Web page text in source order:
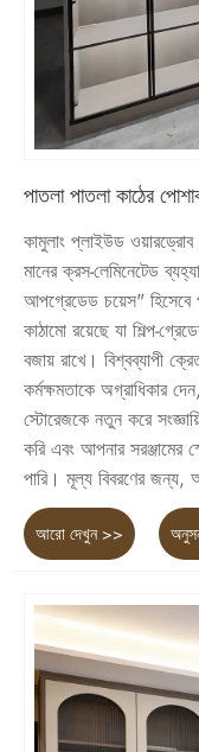
পাতলা পাতলা কাঠের
কামুলাং প্লাইউড ওয়ারড্রোব
মানের ক্রস-লেমিনেটেড
আপগ্রেডেড চয়েস" হিসেবে
কাঠামো রয়েছে যা শিল্প-
বজায় রাখে। বিশ্বব্যাপী
কর্মক্ষমতাকে অগ্রাধিকার
স্টোরেজকে নতুন করে
করি এবং আপনার সরঞ্জামের
পারি। মূল্য বিবরণের জন্য,
আরো দেখুন >>